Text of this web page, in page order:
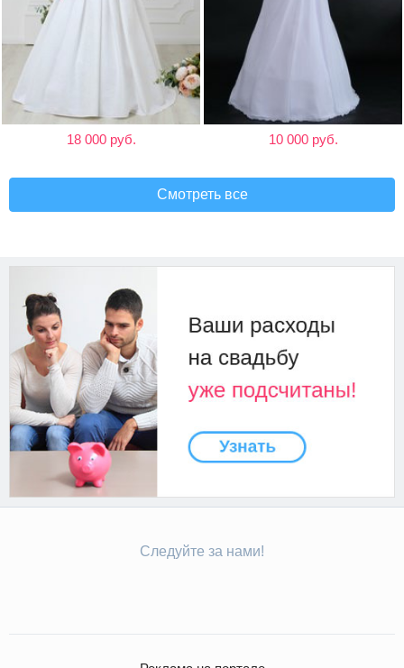
18 000 руб. 10 000 руб.
Смотреть все
Следуйте за нами!